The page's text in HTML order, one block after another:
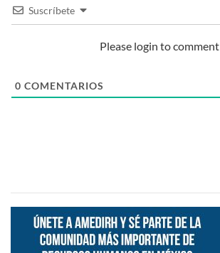
Suscríbete
Please login to comment
0 COMENTARIOS